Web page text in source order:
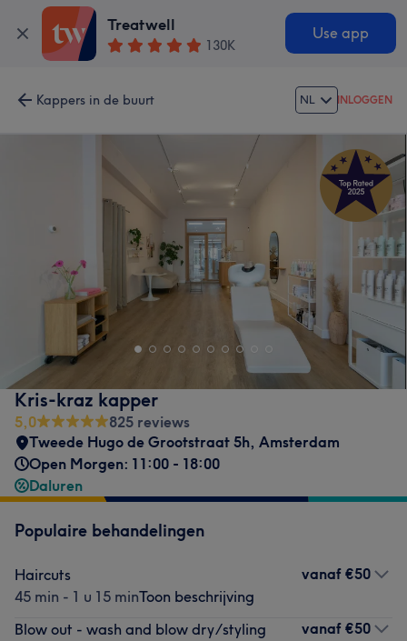
Treatwell
130K
Use app
Kappers in de buurt NL INLOGGEN
Kris-kraz kapper
5,0
825 reviews
Tweede Hugo de Grootstraat 5h, Amsterdam
Open Morgen: 11:00 - 18:00
Daluren
Populaire behandelingen
Haircuts
45 min - 1 u 15 minToon beschrijving
vanaf €50
Blow out - wash and blow dry/styling
vanaf €50